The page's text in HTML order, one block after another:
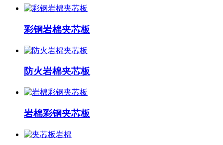
彩钢岩棉夹芯板
防火岩棉夹芯板
岩棉彩钢夹芯板